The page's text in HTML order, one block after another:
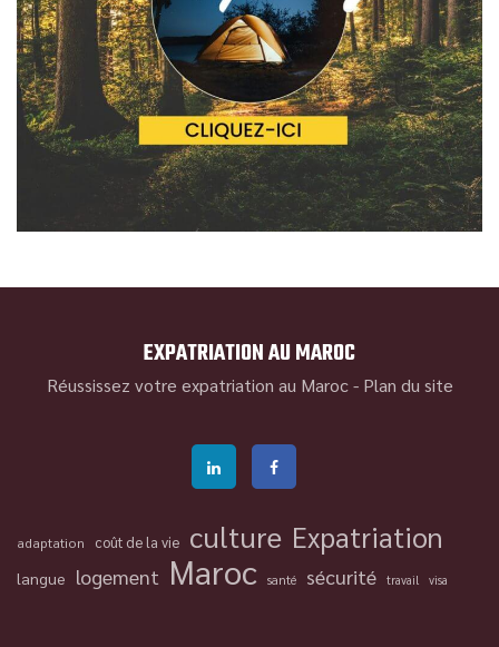
EXPATRIATION AU MAROC
Réussissez votre expatriation au Maroc - Plan du site
adaptation coût de la vie culture Expatriation
langue logement Maroc santé sécurité travail visa